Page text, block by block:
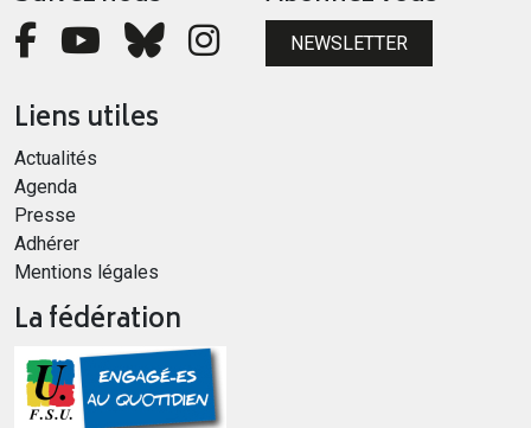
NEWSLETTER
Liens utiles
Actualités
Agenda
Presse
Adhérer
Mentions légales
La fédération